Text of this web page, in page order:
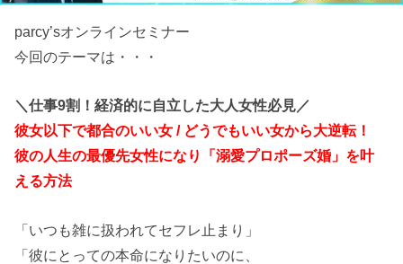
parcy’sオンラインセミナー
今回のテーマは・・・
＼仕事9割！経済的に自立した大人女性必見／
彼女以下で都合のいい女 / どうでもいい女から大逆転！
彼の人生の最優先女性になり「溺愛プロポーズ婚」を叶
える方法
「いつも雑に扱われてセフレ止まり」
「彼にとっての本命になりたいのに、